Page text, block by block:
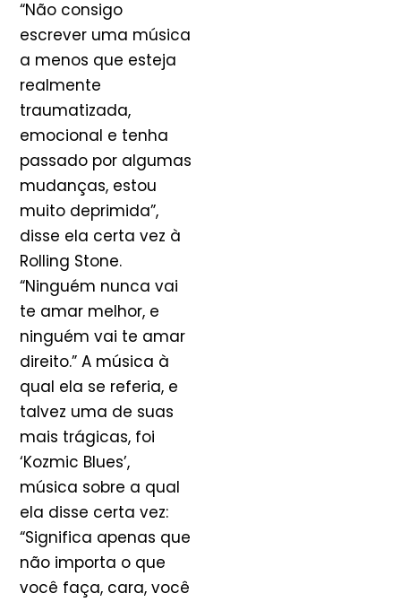
“Não consigo
escrever uma música
a menos que esteja
realmente
traumatizada,
emocional e tenha
passado por algumas
mudanças, estou
muito deprimida”,
disse ela certa vez à
Rolling Stone.
“Ninguém nunca vai
te amar melhor, e
ninguém vai te amar
direito.” A música à
qual ela se referia, e
talvez uma de suas
mais trágicas, foi
‘Kozmic Blues’,
música sobre a qual
ela disse certa vez:
“Significa apenas que
não importa o que
você faça, cara, você